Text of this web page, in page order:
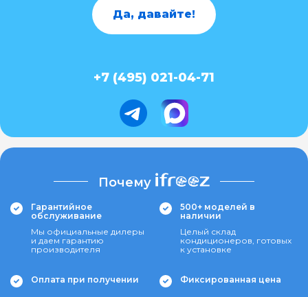
Да, давайте!
+7 (495) 021-04-71
Почему
Гарантийное
обслуживание
Мы официальные дилеры
и даем гарантию
производителя
500+ моделей в
наличии
Целый склад
кондиционеров, готовых
к установке
Оплата при получении Фиксированная цена